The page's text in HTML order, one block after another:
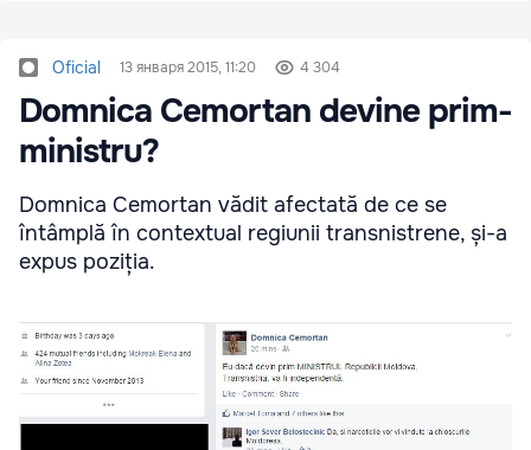
Oficial 13 января 2015, 11:20 4 304
Domnica Cemortan devine prim-
ministru?
Domnica Cemortan vădit afectată de ce se
întâmplă în contextual regiunii transnistrene, și-a
expus poziția.